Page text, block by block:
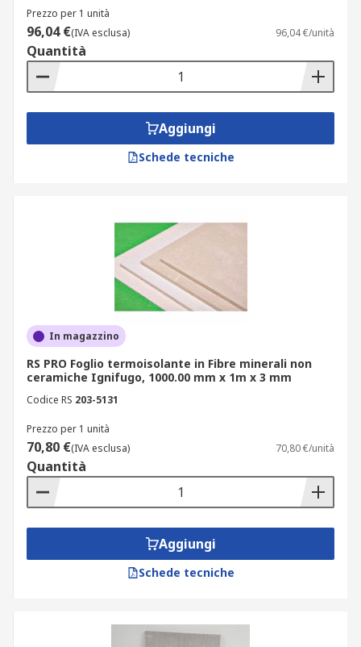
Eccellente isolamento acustico e termico. Ci sono
2 tipi: EPS (espanso) XEPS (estruso) chiamato
anche Styrofoam. Altri materiali trovati in un
foglio di isolamento termico sono silice, silicato,
pannello microporoso, lamina e superwool.
Prezzo per 1 unità
96,04 €(IVA esclusa) 96,04 €/unità
Quantità
Aggiungi
Schede tecniche
In magazzino
RS PRO Foglio termoisolante in Fibre minerali non
ceramiche Ignifugo, 1000.00 mm x 1m x 3 mm
Codice RS 203-5131
Prezzo per 1 unità
70,80 €(IVA esclusa) 70,80 €/unità
Quantità
Aggiungi
Schede tecniche